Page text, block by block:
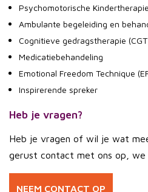
Psychomotorische
Ambulante begeleiding en
Cognitieve gedragstherapie
Medicatiebehandeling
Emotional Freedom Technique
Inspirerende spreker
Heb je vragen?
Heb je vragen of wil je wat
gerust contact met ons op, we
NEEM CONTACT OP